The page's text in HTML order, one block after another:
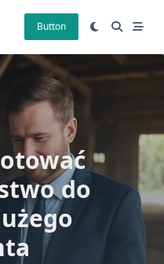
Button
do